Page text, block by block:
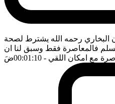
ان البخاري رحمه الله يشترط لصحة
فالمعاصرة فقط وسبق لنا ان
مع امكان اللقي - 00:01:10 ضَ